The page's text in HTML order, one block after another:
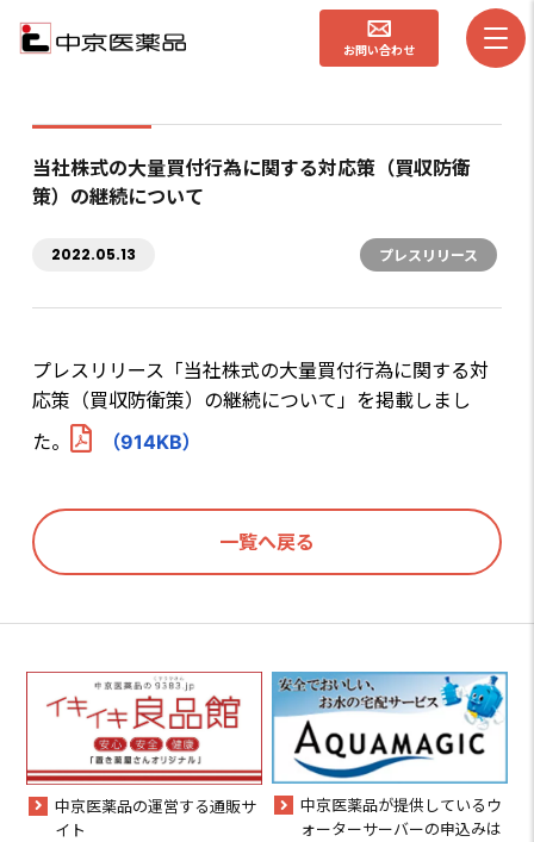
お問い合わせ
当社株式の大量買付行為に関する対応策（買収防衛
策）の継続について
2022.05.13 プレスリリース
プレスリリース「当社株式の大量買付行為に関する対
応策（買収防衛策）の継続について」を掲載しまし
た。
（914KB）
一覧へ戻る
中京医薬品の運営する通販サ
イト
中京医薬品が提供しているウ
ォーターサーバーの申込みは